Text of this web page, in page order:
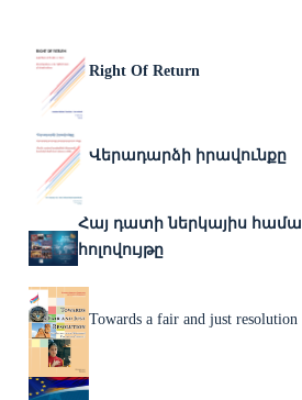
Right Of Return
Վերադարձի իրավունքը
Հայ դատի ներկայիս
հոլովույթը
Towards a fair and just resolution